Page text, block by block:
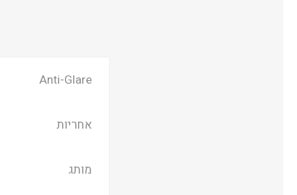
Anti-Glare
אחריות
מותג